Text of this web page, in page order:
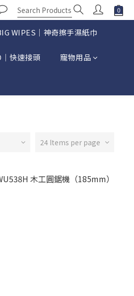
WIPES｜神奇擦手濕紙巾
｜快速接頭 寵物用品
24 Items per page